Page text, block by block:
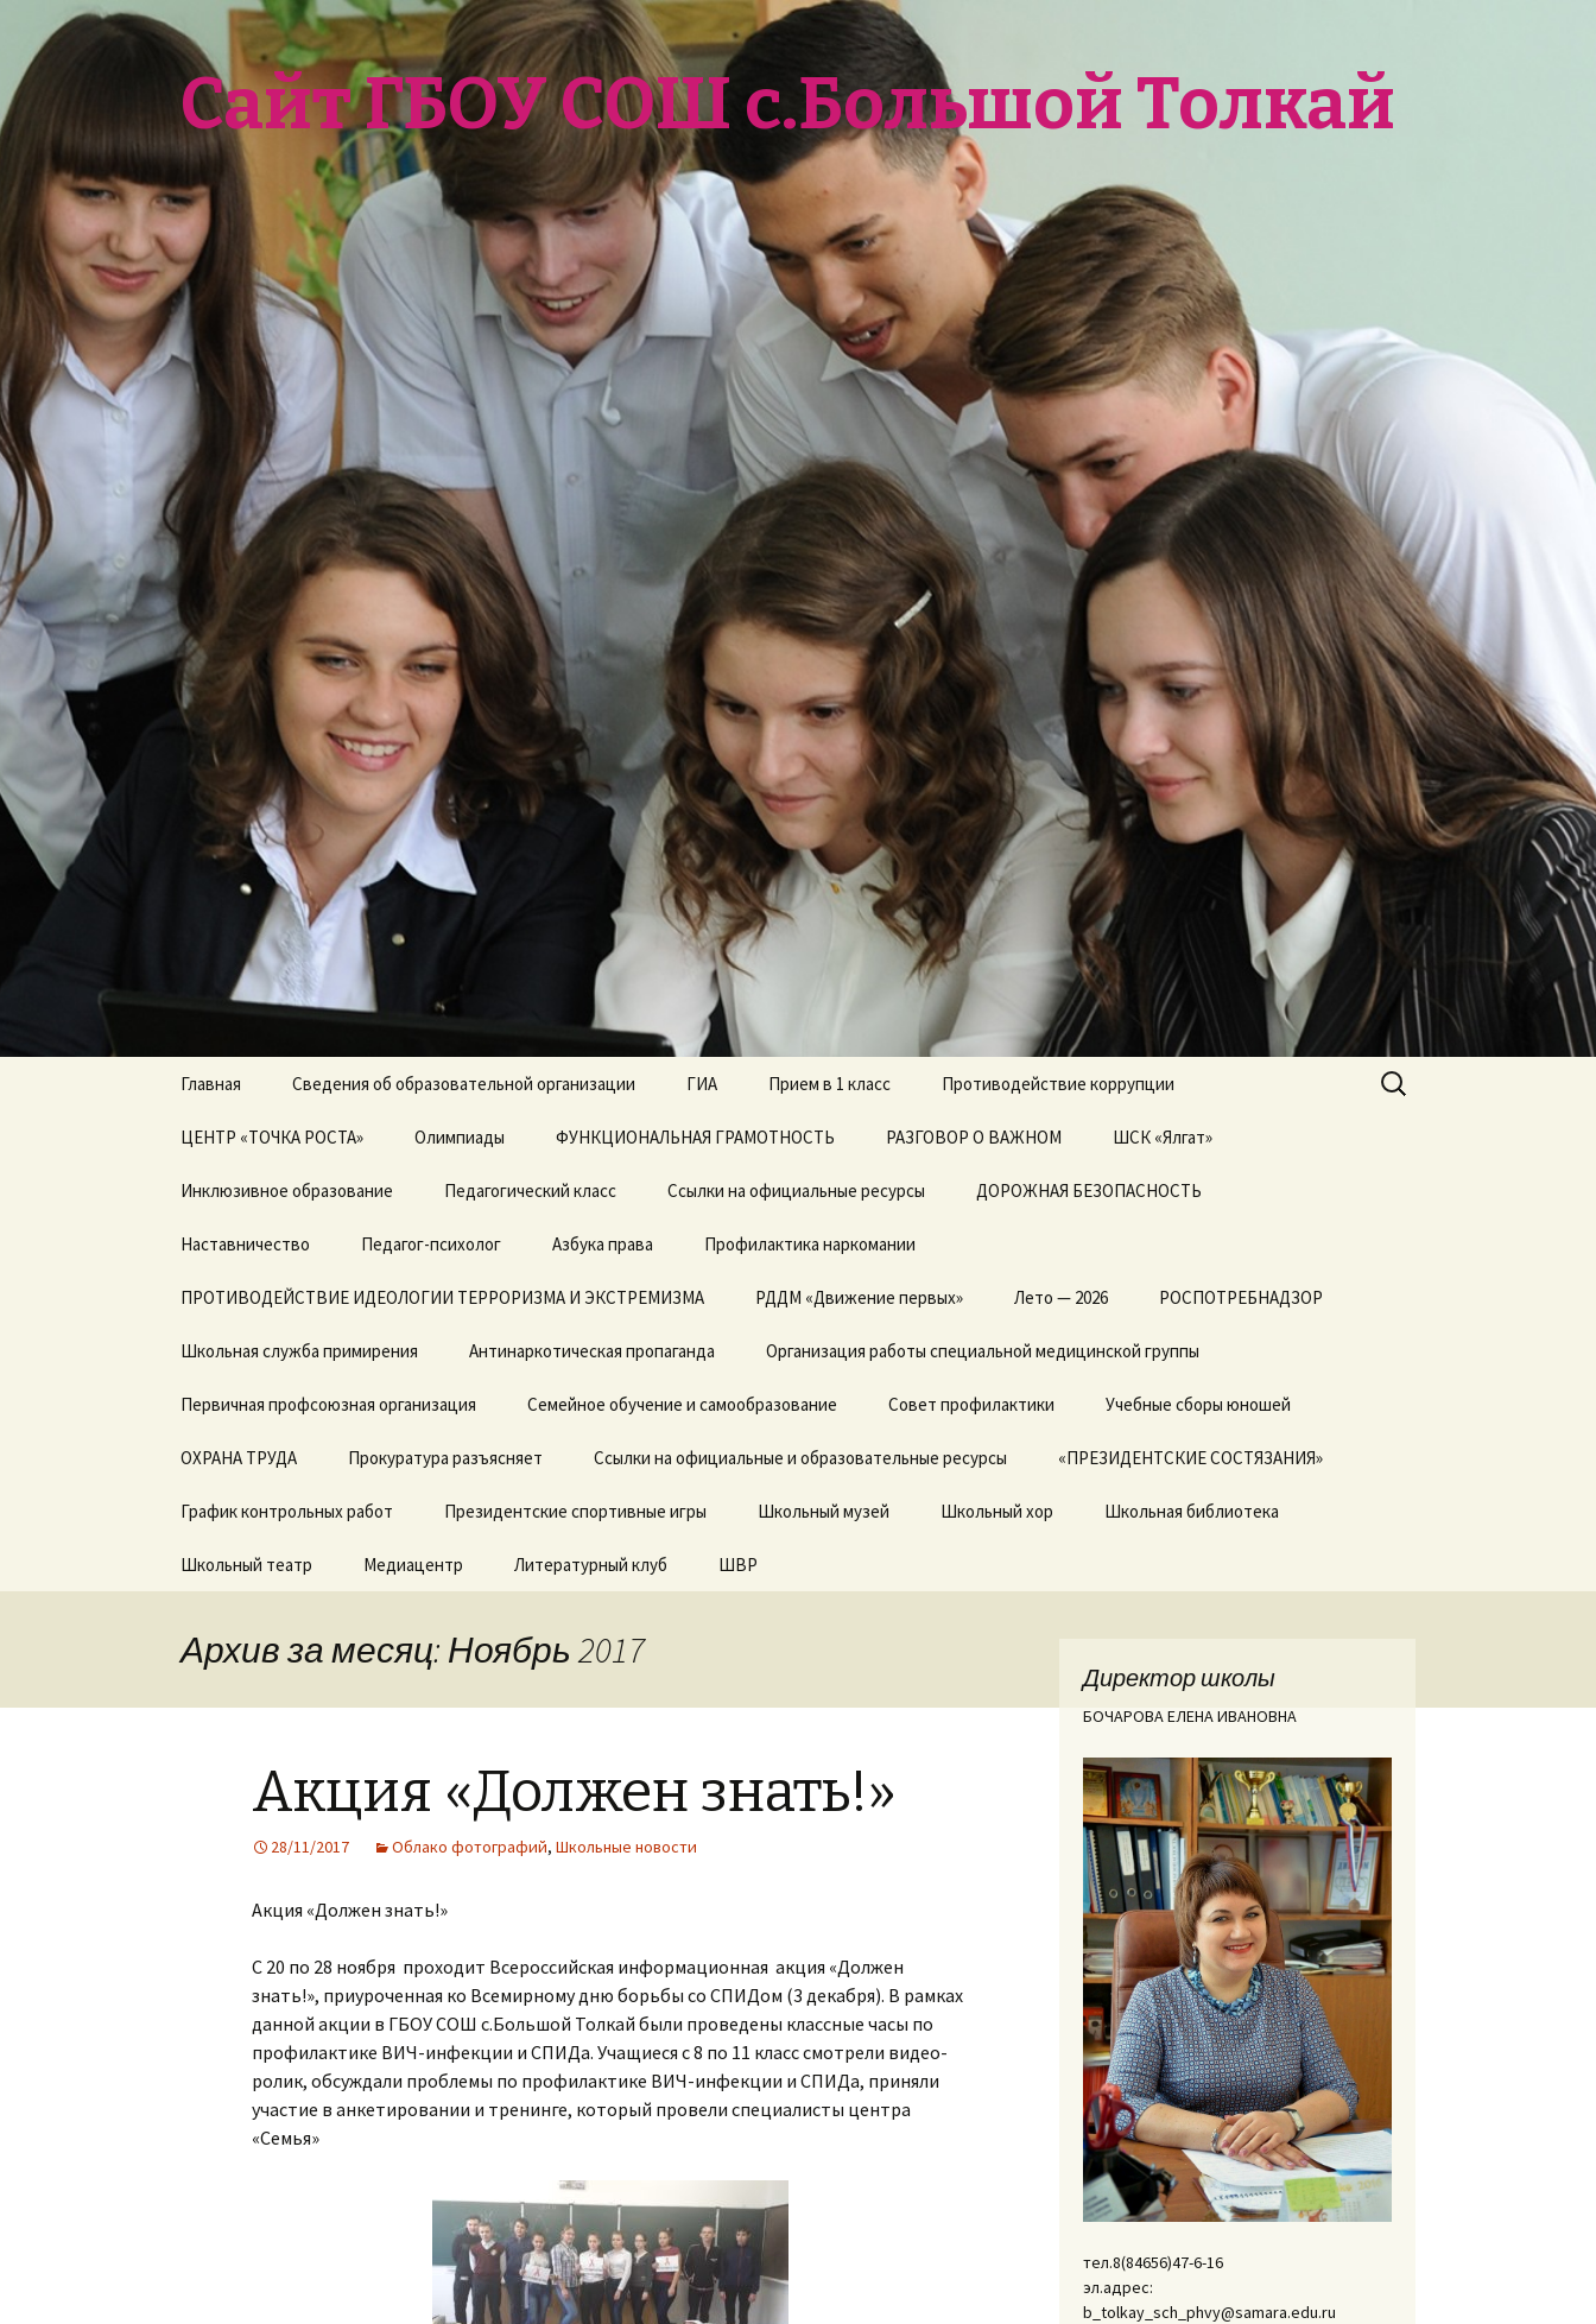
Сайт ГБОУ СОШ с.Большой Толкай
содержимому
Главная Сведения об образовательной организации
Основные сведения
Структура и органы
управления
организацией
Документы Локальные акты
Отчет о результатах
самообследования
Предписания органов,
государственный
отчеты об исполнении
предписаний
Государственные
Образование
Образовательные
стандарты и
оснащенность
образовательного
среда.
образовательные
услуги
Финансово-
приема (перевода)
Стипендии и меры
поддержки
обучающихся
Международное
сотрудничество
ГИА
ЕГЭ
ОГЭ
Прием в 1 класс
Архив документов в 1
Противодействие коррупции
ЦЕНТР «ТОЧКА РОСТА»
Общая информация о
центре «Точка роста»
Образовательные
техническая база
Режим занятий
Мероприятия
информация
контакты
Олимпиады ФУНКЦИОНАЛЬНАЯ ГРАМОТНОСТЬ РАЗГОВОР О ВАЖНОМ ШСК «Ялгат»
Всероссийские
Инклюзивное образование
Дорожная карта по
ДОГОВОРЫ о
Педагогический класс Ссылки на официальные ресурсы ДОРОЖНАЯ БЕЗОПАСНОСТЬ
Наставничество Педагог-психолог Азбука права Профилактика наркомании
ПРОТИВОДЕЙСТВИЕ ИДЕОЛОГИИ ТЕРРОРИЗМА И ЭКСТРЕМИЗМА РДДМ «Движение первых» Лето — 2026 РОСПОТРЕБНАДЗОР
Школьная служба примирения Антинаркотическая пропаганда Организация работы специальной медицинской группы
Первичная профсоюзная организация Семейное обучение и самообразование Совет профилактики Учебные сборы юношей
ОХРАНА ТРУДА Прокуратура разъясняет Ссылки на официальные и образовательные ресурсы «ПРЕЗИДЕНТСКИЕ СОСТЯЗАНИЯ»
График контрольных работ Президентские спортивные игры Школьный музей Школьный хор Школьная библиотека
Школьный театр Медиацентр Литературный клуб ШВР
Найти:
Архив за месяц: Ноябрь 2017
Акция «Должен знать!»
28/11/2017 Облако фотографий, Школьные новости
Акция «Должен знать!»
С 20 по 28 ноября проходит Всероссийская информационная акция «Должен
знать!», приуроченная ко Всемирному дню борьбы со СПИДом (3 декабря). В рамках
данной акции в ГБОУ СОШ с.Большой Толкай были проведены классные часы по
профилактике ВИЧ-инфекции и СПИДа. Учащиеся с 8 по 11 класс смотрели видео-
ролик, обсуждали проблемы по профилактике ВИЧ-инфекции и СПИДа, приняли
участие в анкетировании и тренинге, который провели специалисты центра
«Семья»
Директор школы
БОЧАРОВА ЕЛЕНА ИВАНОВНА
тел.8(84656)47-6-16
эл.адрес:
b_tolkay_sch_phvy@samara.edu.ru